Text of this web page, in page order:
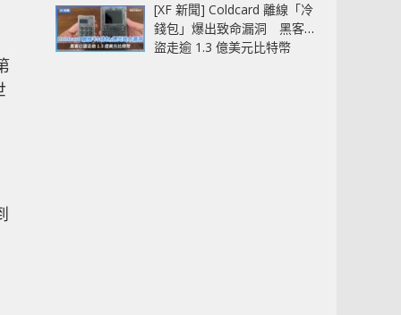
[XF 新聞] Coldcard 離線「冷
錢包」爆出致命漏洞 黑客已
盜走逾 1.3 億美元比特幣